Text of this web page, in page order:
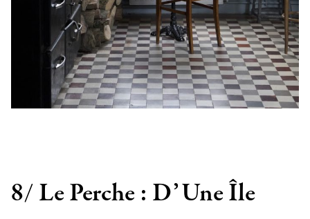
8/ Le Perche : D’Une Île